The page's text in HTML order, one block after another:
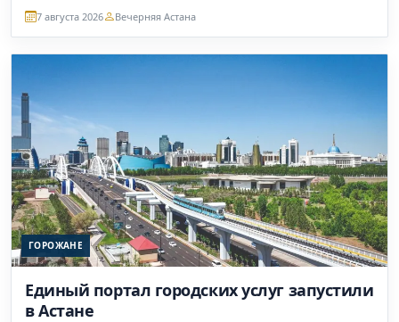
7 августа 2026 Вечерняя Астана
ГОРОЖАНЕ
Единый портал городских услуг запустили
в Астане